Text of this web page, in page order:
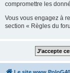
compromettre les
Vous vous engagez à
section « Règles du